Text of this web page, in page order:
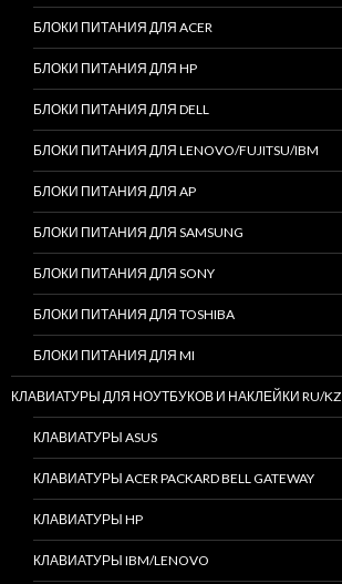
БЛОКИ ПИТАНИЯ ДЛЯ ACER
БЛОКИ ПИТАНИЯ ДЛЯ HP
БЛОКИ ПИТАНИЯ ДЛЯ DELL
БЛОКИ ПИТАНИЯ ДЛЯ LENOVO/FUJITSU/IBM
БЛОКИ ПИТАНИЯ ДЛЯ AP
БЛОКИ ПИТАНИЯ ДЛЯ SAMSUNG
БЛОКИ ПИТАНИЯ ДЛЯ SONY
БЛОКИ ПИТАНИЯ ДЛЯ TOSHIBA
БЛОКИ ПИТАНИЯ ДЛЯ MI
КЛАВИАТУРЫ ДЛЯ НОУТБУКОВ И НАКЛЕЙКИ RU/KZ
КЛАВИАТУРЫ ASUS
КЛАВИАТУРЫ ACER PACKARD BELL GATEWAY
КЛАВИАТУРЫ HP
КЛАВИАТУРЫ IBM/LENOVO